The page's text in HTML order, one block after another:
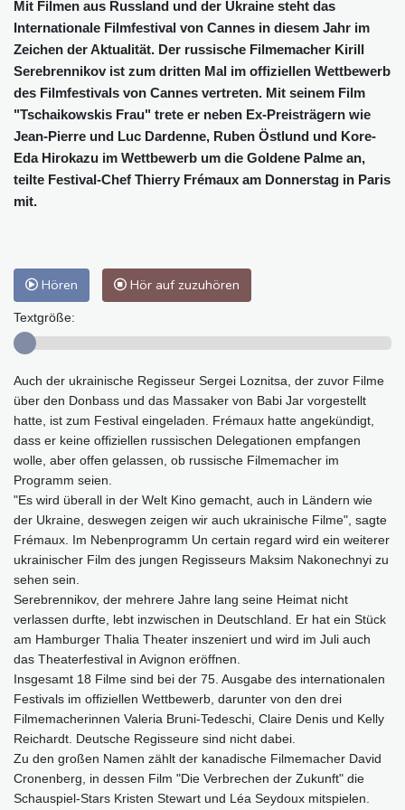
Mit Filmen aus Russland und der Ukraine steht das
Internationale Filmfestival von Cannes in diesem Jahr im
Zeichen der Aktualität. Der russische Filmemacher Kirill
Serebrennikov ist zum dritten Mal im offiziellen Wettbewerb
des Filmfestivals von Cannes vertreten. Mit seinem Film
"Tschaikowskis Frau" trete er neben Ex-Preisträgern wie
Jean-Pierre und Luc Dardenne, Ruben Östlund und Kore-
Eda Hirokazu im Wettbewerb um die Goldene Palme an,
teilte Festival-Chef Thierry Frémaux am Donnerstag in Paris
mit.
Hören Hör auf zuzuhören
Textgröße:
Auch der ukrainische Regisseur Sergei Loznitsa, der zuvor Filme
über den Donbass und das Massaker von Babi Jar vorgestellt
hatte, ist zum Festival eingeladen. Frémaux hatte angekündigt,
dass er keine offiziellen russischen Delegationen empfangen
wolle, aber offen gelassen, ob russische Filmemacher im
Programm seien.
"Es wird überall in der Welt Kino gemacht, auch in Ländern wie
der Ukraine, deswegen zeigen wir auch ukrainische Filme", sagte
Frémaux. Im Nebenprogramm Un certain regard wird ein weiterer
ukrainischer Film des jungen Regisseurs Maksim Nakonechnyi zu
sehen sein.
Serebrennikov, der mehrere Jahre lang seine Heimat nicht
verlassen durfte, lebt inzwischen in Deutschland. Er hat ein Stück
am Hamburger Thalia Theater inszeniert und wird im Juli auch
das Theaterfestival in Avignon eröffnen.
Insgesamt 18 Filme sind bei der 75. Ausgabe des internationalen
Festivals im offiziellen Wettbewerb, darunter von den drei
Filmemacherinnen Valeria Bruni-Tedeschi, Claire Denis und Kelly
Reichardt. Deutsche Regisseure sind nicht dabei.
Zu den großen Namen zählt der kanadische Filmemacher David
Cronenberg, in dessen Film "Die Verbrechen der Zukunft" die
Schauspiel-Stars Kristen Stewart und Léa Seydoux mitspielen.